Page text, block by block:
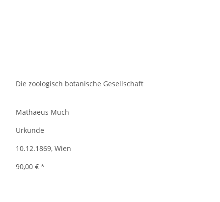
Die zoologisch botanische Gesellschaft
Mathaeus Much
Urkunde
10.12.1869, Wien
90,00 € *